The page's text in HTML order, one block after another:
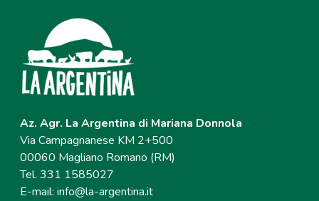
Az. Agr. La Argentina di Mariana Donnola
Via Campagnanese KM 2+500
00060 Magliano Romano (RM)
Tel. 331 1585027
E-mail:info@la-argentina.it